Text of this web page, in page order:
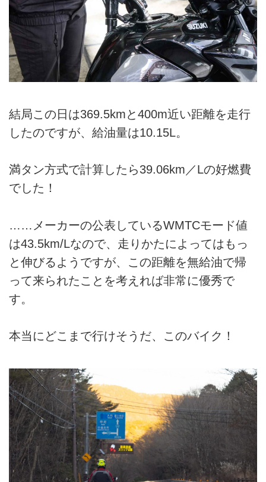
結局この日は369.5kmと400m近い距離を走行
したのですが、給油量は10.15L。
満タン方式で計算したら39.06km／Lの好燃費
でした！
……メーカーの公表しているWMTCモード値
は43.5km/Lなので、走りかたによってはもっ
と伸びるようですが、この距離を無給油で帰
って来られたことを考えれば非常に優秀で
す。
本当にどこまで行けそうだ、このバイク！